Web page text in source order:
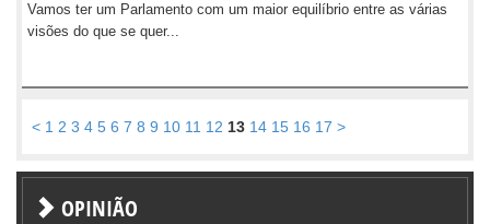
Vamos ter um Parlamento com um maior equilíbrio entre as várias
visões do que se quer...
< 1 2 3 4 5 6 7 8 9 10 11 12 13 14 15 16 17 >
OPINIÃO